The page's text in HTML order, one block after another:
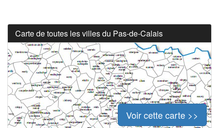
Carte de toutes les villes du Pas-de-Calais
Voir cette carte >>